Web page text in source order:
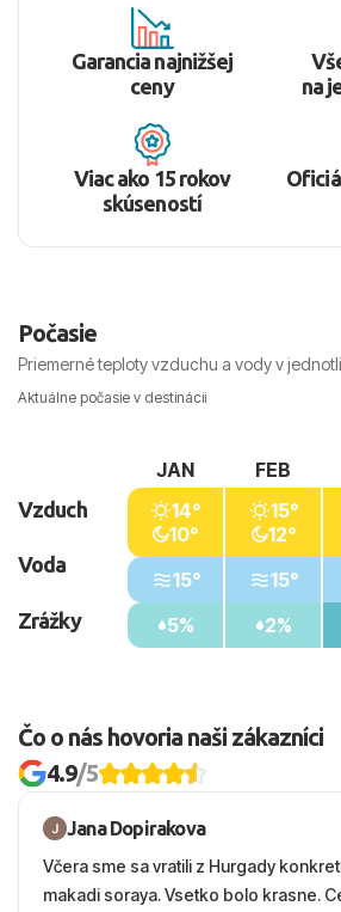
Garancia najnižšej
ceny
na
Viac ako 15 rokov
skúseností
Počasie
Priemerné teploty vzduchu a vody v
Aktuálne počasie v destinácii
Vzduch
Voda
Zrážky
JAN
14°
10°
15°
5%
FEB
15°
12°
15°
2%
Čo o nás hovoria naši zákazníci
4.9/5
Jana Dopirakova
Včera sme sa vratili z Hurgady
makadi soraya. Vsetko bolo krasne.